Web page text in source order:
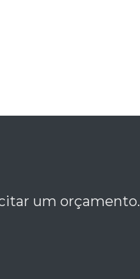
um orçamento.